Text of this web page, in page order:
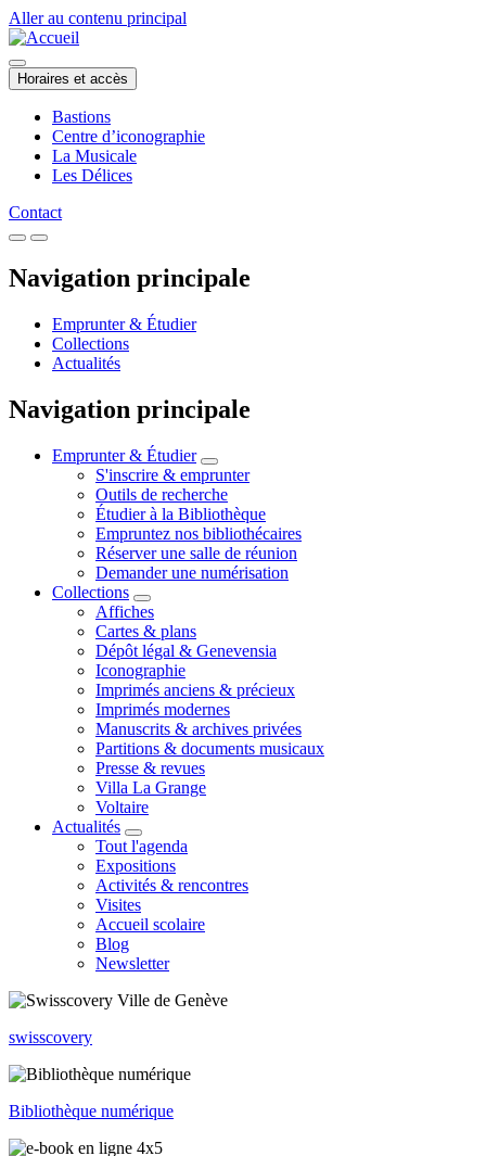
Aller au contenu principal
Horaires et accès
Bastions
Centre d’iconographie
La Musicale
Les Délices
Contact
Navigation principale
Emprunter & Étudier
Collections
Actualités
Navigation principale
Emprunter & Étudier
S'inscrire & emprunter
Outils de recherche
Étudier à la Bibliothèque
Empruntez nos bibliothécaires
Réserver une salle de réunion
Demander une numérisation
Collections
Affiches
Cartes & plans
Dépôt légal & Genevensia
Iconographie
Imprimés anciens & précieux
Imprimés modernes
Manuscrits & archives privées
Partitions & documents musicaux
Presse & revues
Villa La Grange
Voltaire
Actualités
Tout l'agenda
Expositions
Activités & rencontres
Visites
Accueil scolaire
Blog
Newsletter
swisscovery
Bibliothèque numérique